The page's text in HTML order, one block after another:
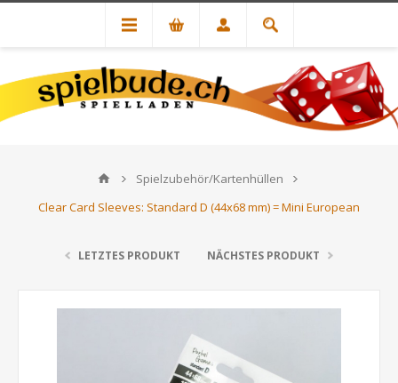
Spielzubehör/Kartenhüllen
Clear Card Sleeves: Standard D (44x68 mm) = Mini European
LETZTES PRODUKT NÄCHSTES PRODUKT